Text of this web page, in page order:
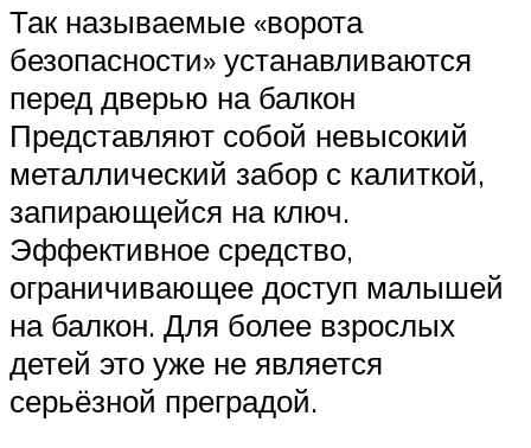
Так называемые «ворота
безопасности» устанавливаются
перед дверью на балкон
Представляют собой невысокий
металлический забор с калиткой,
запирающейся на ключ.
Эффективное средство,
ограничивающее доступ малышей
на балкон. Для более взрослых
детей это уже не является
серьёзной преградой.